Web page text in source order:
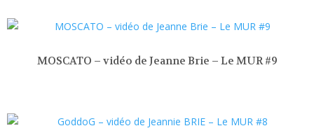
MOSCATO – vidéo de Jeanne Brie – Le MUR #9